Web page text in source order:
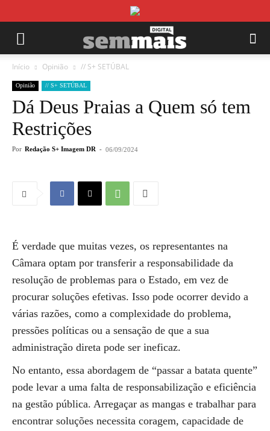
Início Opinião // S+ SETÚBAL
Opinião // S+ SETÚBAL
Dá Deus Praias a Quem só tem
Restrições
Por Redação S+ Imagem DR - 06/09/2024
É verdade que muitas vezes, os representantes na
Câmara optam por transferir a responsabilidade da
resolução de problemas para o Estado, em vez de
procurar soluções efetivas. Isso pode ocorrer devido a
várias razões, como a complexidade do problema,
pressões políticas ou a sensação de que a sua
administração direta pode ser ineficaz.
No entanto, essa abordagem de “passar a batata quente”
pode levar a uma falta de responsabilização e eficiência
na gestão pública. Arregaçar as mangas e trabalhar para
encontrar soluções necessita coragem, capacidade de